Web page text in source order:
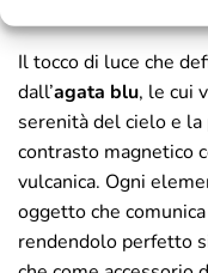
Il tocco di luce che
dall’agata blu, le cui
serenità del cielo e
contrasto magnetico
vulcanica. Ogni
oggetto che comunica
rendendolo perfetto